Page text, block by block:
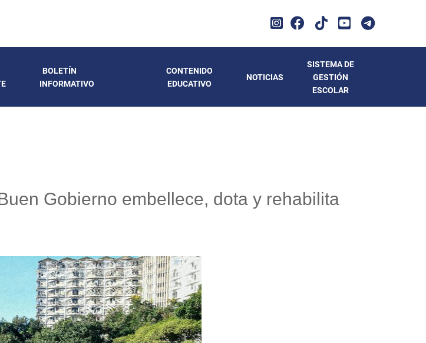
BOLETÍN
INFORMATIVO
CONTENIDO
EDUCATIVO
NOTICIAS
SISTEMA DE
GESTIÓN
ESCOLAR
Gobierno embellece, dota y rehabilita